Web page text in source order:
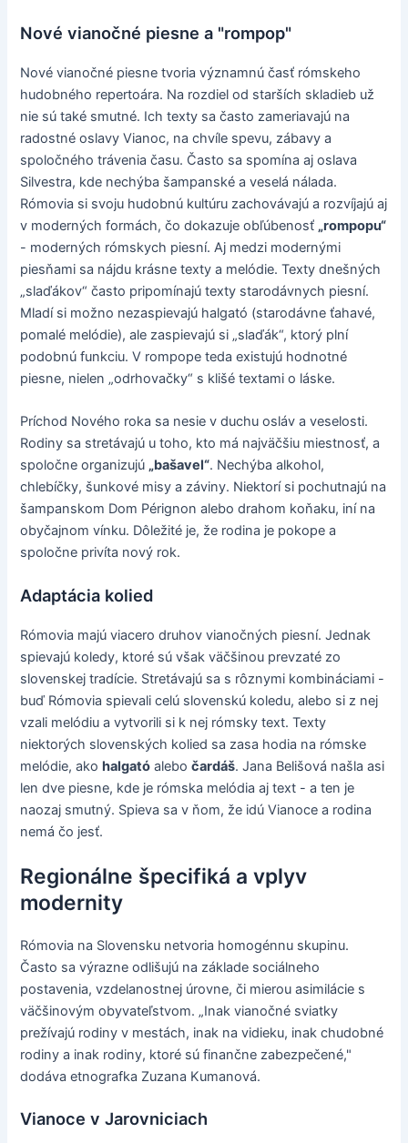
Nové vianočné piesne a "rompop"
Nové vianočné piesne tvoria významnú časť rómskeho
hudobného repertoára. Na rozdiel od starších skladieb už
nie sú také smutné. Ich texty sa často zameriavajú na
radostné oslavy Vianoc, na chvíle spevu, zábavy a
spoločného trávenia času. Často sa spomína aj oslava
Silvestra, kde nechýba šampanské a veselá nálada.
Rómovia si svoju hudobnú kultúru zachovávajú a rozvíjajú aj
v moderných formách, čo dokazuje obľúbenosť „rompopu“
- moderných rómskych piesní. Aj medzi modernými
piesňami sa nájdu krásne texty a melódie. Texty dnešných
„slaďákov“ často pripomínajú texty starodávnych piesní.
Mladí si možno nezaspievajú halgató (starodávne ťahavé,
pomalé melódie), ale zaspievajú si „slaďák“, ktorý plní
podobnú funkciu. V rompope teda existujú hodnotné
piesne, nielen „odrhovačky“ s klišé textami o láske.
Príchod Nového roka sa nesie v duchu osláv a veselosti.
Rodiny sa stretávajú u toho, kto má najväčšiu miestnosť, a
spoločne organizujú „bašavel“. Nechýba alkohol,
chlebíčky, šunkové misy a záviny. Niektorí si pochutnajú na
šampanskom Dom Pérignon alebo drahom koňaku, iní na
obyčajnom vínku. Dôležité je, že rodina je pokope a
spoločne privíta nový rok.
Adaptácia kolied
Rómovia majú viacero druhov vianočných piesní. Jednak
spievajú koledy, ktoré sú však väčšinou prevzaté zo
slovenskej tradície. Stretávajú sa s rôznymi kombináciami -
buď Rómovia spievali celú slovenskú koledu, alebo si z nej
vzali melódiu a vytvorili si k nej rómsky text. Texty
niektorých slovenských kolied sa zasa hodia na rómske
melódie, akohalgató alebočardáš. Jana Belišová našla asi
len dve piesne, kde je rómska melódia aj text - a ten je
naozaj smutný. Spieva sa v ňom, že idú Vianoce a rodina
nemá čo jesť.
Regionálne špecifiká a vplyv
modernity
Rómovia na Slovensku netvoria homogénnu skupinu.
Často sa výrazne odlišujú na základe sociálneho
postavenia, vzdelanostnej úrovne, či mierou asimilácie s
väčšinovým obyvateľstvom. „Inak vianočné sviatky
prežívajú rodiny v mestách, inak na vidieku, inak chudobné
rodiny a inak rodiny, ktoré sú finančne zabezpečené,"
dodáva etnografka Zuzana Kumanová.
Vianoce v Jarovniciach